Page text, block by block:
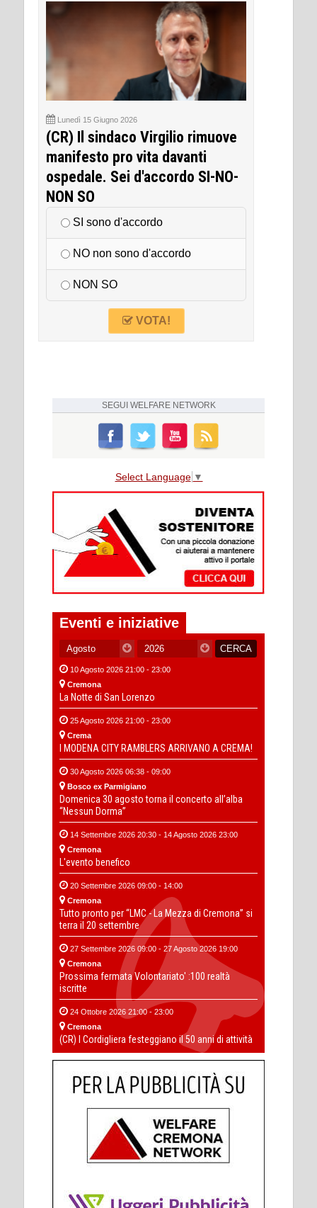
Lunedì 15 Giugno 2026
(CR) Il sindaco Virgilio rimuove
manifesto pro vita davanti
ospedale. Sei d'accordo SI-NO-
NON SO
SI sono d'accordo
NO non sono d'accordo
NON SO
VOTA!
SEGUI WELFARE NETWORK
Select Language ▼
Eventi e iniziative
10 Agosto 2026 21:00 - 23:00
Cremona
La Notte di San Lorenzo
25 Agosto 2026 21:00 - 23:00
Crema
I MODENA CITY RAMBLERS ARRIVANO A CREMA!
30 Agosto 2026 06:38 - 09:00
Bosco ex Parmigiano
Domenica 30 agosto torna il concerto all’alba
“Nessun Dorma”
14 Settembre 2026 20:30 - 14 Agosto 2026 23:00
Cremona
L'evento benefico
20 Settembre 2026 09:00 - 14:00
Cremona
Tutto pronto per “LMC - La Mezza di Cremona” si
terra il 20 settembre
27 Settembre 2026 09:00 - 27 Agosto 2026 19:00
Cremona
Prossima fermata Volontariato' :100 realtà
iscritte
24 Ottobre 2026 21:00 - 23:00
Cremona
(CR) I Cordigliera festeggiano il 50 anni di attività